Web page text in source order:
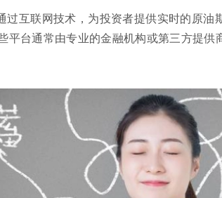
过互联网技术，为投资者提供实时的原
平台通常由专业的金融机构或第三方提供